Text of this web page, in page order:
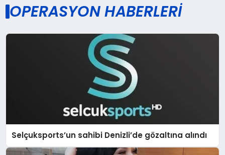
BILIM VE TEKNOLOJI
OPERASYON HABERLERI
Selçuksports’un sahibi Denizli’de gözaltına alındı